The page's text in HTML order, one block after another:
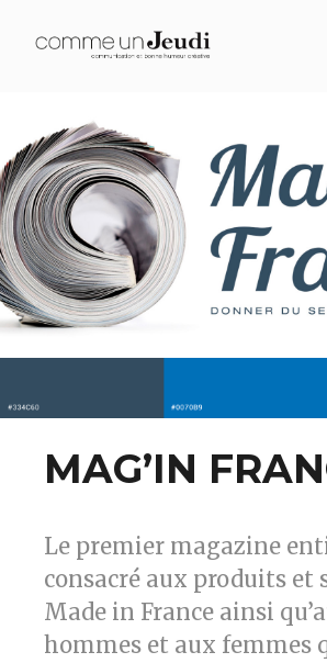
MAG’IN
Le premier magazine
consacré aux produits et
Made in France ainsi
hommes et aux femmes